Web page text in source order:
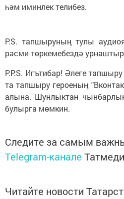
һәм иминлек телибез.
P.S. тапшыруның тулы
рәсми төркемебездә
P.P.S. Игътибар! Әлеге
та тапшыру героеның
алына. Шунлыктан
булырга мөмкин.
Следите за самым
Telegram-канале
Читайте новости